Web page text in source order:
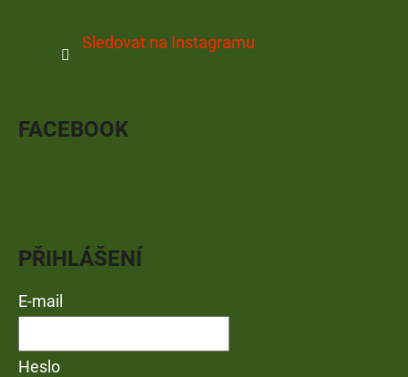
Sledovat na Instagramu
FACEBOOK
PŘIHLÁŠENÍ
E-mail
Heslo